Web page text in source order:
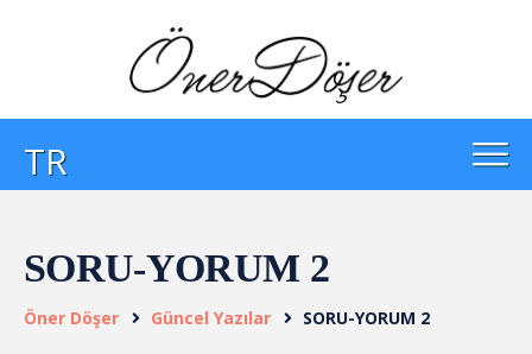
TR
SORU-YORUM 2
Öner Döşer Güncel Yazılar SORU-YORUM 2